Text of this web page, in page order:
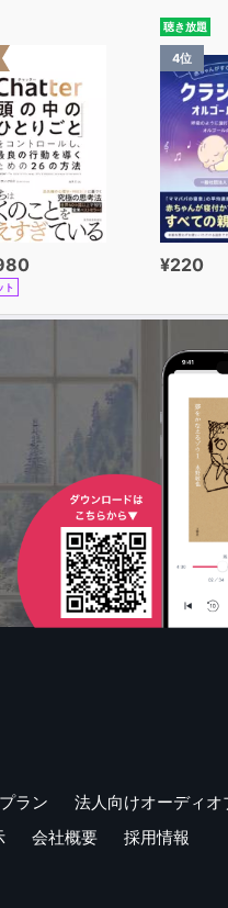
ト
聴き放題
4位
¥220
ラン
法人向けオーディオ
会社概要 採用情報